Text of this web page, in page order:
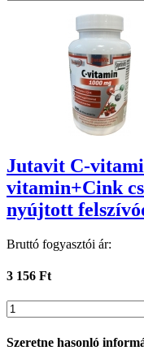
Jutavit C-
vitamin+Cink
nyújtott
Bruttó fogyasztói ár:
3 156 Ft
Szeretne hasonló